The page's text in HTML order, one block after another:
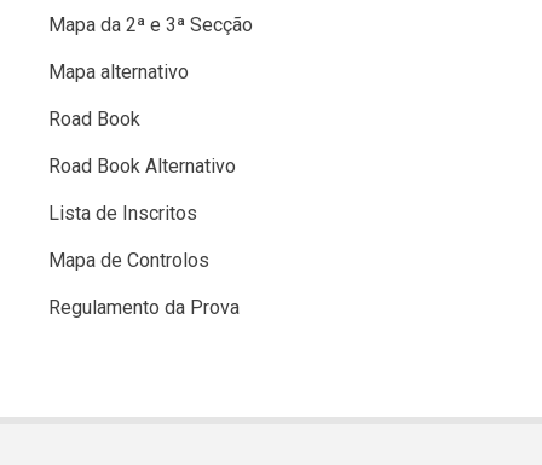
Mapa da 2ª e 3ª Secção
Mapa alternativo
Road Book
Road Book Alternativo
Lista de Inscritos
Mapa de Controlos
Regulamento da Prova